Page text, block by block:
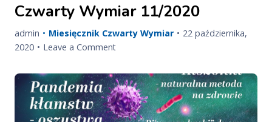
Czwarty Wymiar 11/2020
admin Miesięcznik Czwarty Wymiar
Published
22 października,
2020Updated
Leave a Commenton
Wymiar
11/2020